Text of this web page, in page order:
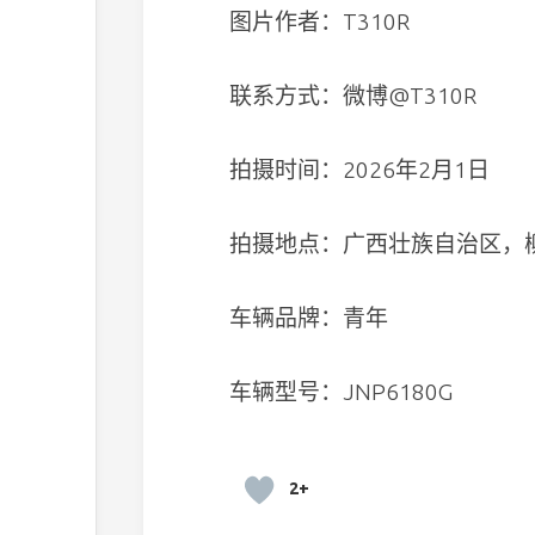
图片作者：T310R
联系方式：微博@T310R
拍摄时间：2026年2月1日
拍摄地点：广西壮族自治区，
车辆品牌：青年
车辆型号：JNP6180G
2+